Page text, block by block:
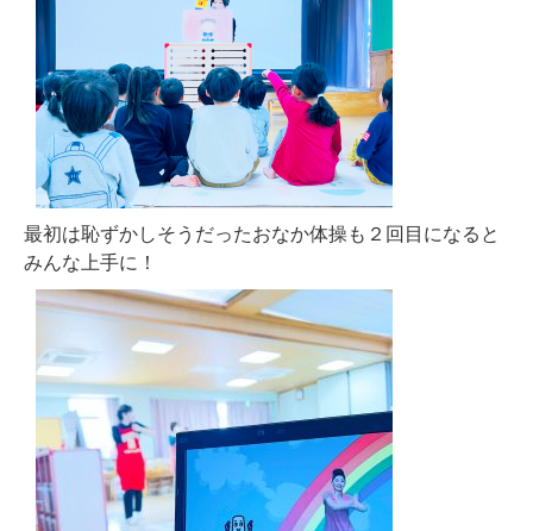
最初は恥ずかしそうだったおなか体操も２回目になると
みんな上手に！